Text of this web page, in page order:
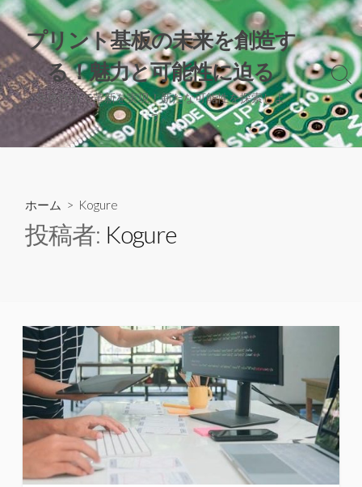
コ
ン
テ
ン
ツ
へ
キ
プリント基板の未来を創造す
る！魅力と可能性に迫る
先進技術で革新を実現！新たな可能性を探索しよ
う。
検
索
切
り
替
ホーム > Kogure
投稿者: Kogure